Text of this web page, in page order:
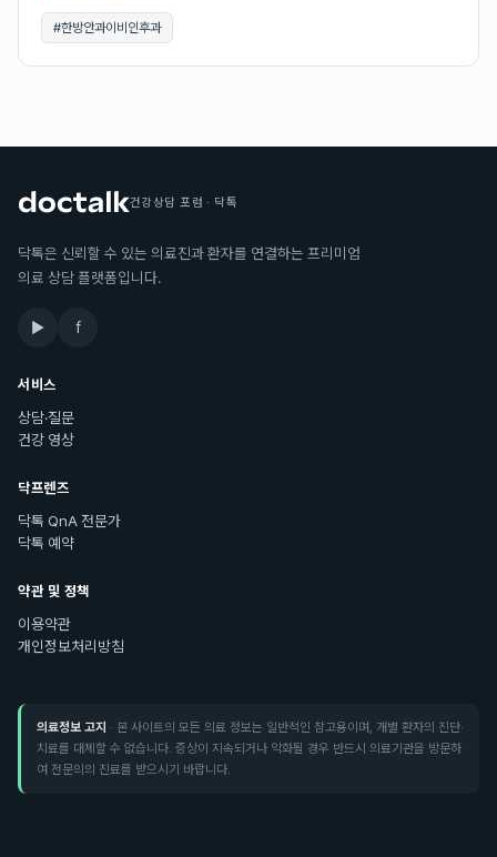
#한방안과이비인후과
건강상담 포럼 · 닥톡
닥톡은 신뢰할 수 있는 의료진과 환자를 연결하는 프리미엄
의료 상담 플랫폼입니다.
▶ f
서비스
상담·질문
건강 영상
닥프렌즈
닥톡 QnA 전문가
닥톡 예약
약관 및 정책
이용약관
개인정보처리방침
의료정보 고지 · 본 사이트의 모든 의료 정보는 일반적인 참고용이며, 개별 환자의 진단·
치료를 대체할 수 없습니다. 증상이 지속되거나 악화될 경우 반드시 의료기관을 방문하
여 전문의의 진료를 받으시기 바랍니다.